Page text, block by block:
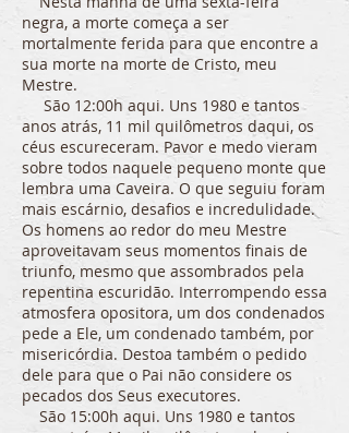
negra, a morte começa a ser
mortalmente ferida para que encontre a
sua morte na morte de Cristo, meu
Mestre.
São 12:00h aqui. Uns 1980 e tantos
anos atrás, 11 mil quilômetros daqui, os
céus escureceram. Pavor e medo vieram
sobre todos naquele pequeno monte que
lembra uma Caveira. O que seguiu foram
mais escárnio, desafios e incredulidade.
Os homens ao redor do meu Mestre
aproveitavam seus momentos finais de
triunfo, mesmo que assombrados pela
repentina escuridão. Interrompendo essa
atmosfera opositora, um dos condenados
pede a Ele, um condenado também, por
misericórdia. Destoa também o pedido
dele para que o Pai não considere os
pecados dos Seus executores.
São 15:00h aqui. Uns 1980 e tantos